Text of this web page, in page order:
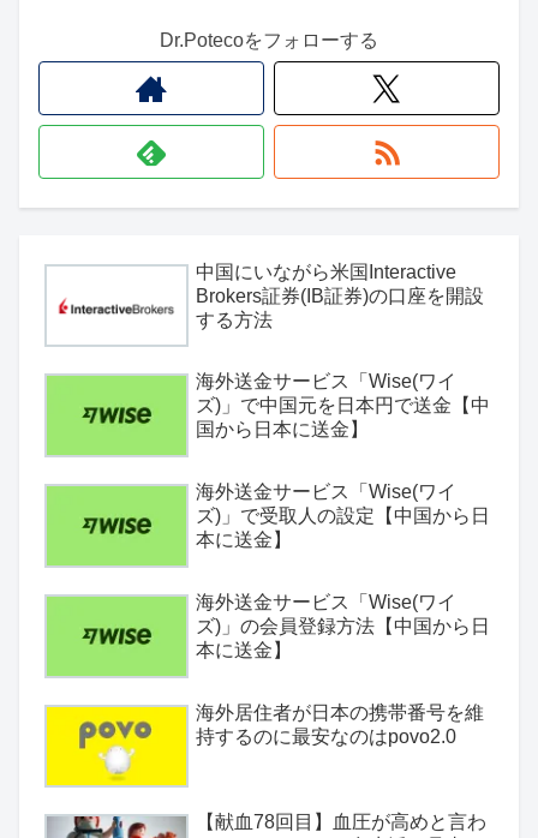
Dr.Potecoをフォローする
中国にいながら米国Interactive
Brokers証券(IB証券)の口座を開設
する方法
海外送金サービス「Wise(ワイ
ズ)」で中国元を日本円で送金【中
国から日本に送金】
海外送金サービス「Wise(ワイ
ズ)」で受取人の設定【中国から日
本に送金】
海外送金サービス「Wise(ワイ
ズ)」の会員登録方法【中国から日
本に送金】
海外居住者が日本の携帯番号を維
持するのに最安なのはpovo2.0
【献血78回目】血圧が高めと言わ